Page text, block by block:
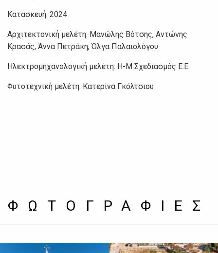
Κατασκευή: 2024
Αρχιτεκτονική μελέτη: Μανώλης Βότσης, Αντώνης
Κρασάς, Άννα Πετράκη, Όλγα Παλαιολόγου
Ηλεκτρομηχανολογική μελέτη: Η-Μ Σχεδιασμός Ε.Ε.
Φυτοτεχνική μελέτη: Κατερίνα Γκόλτσιου
ΦΩΤΟΓΡΑΦΙΕΣ